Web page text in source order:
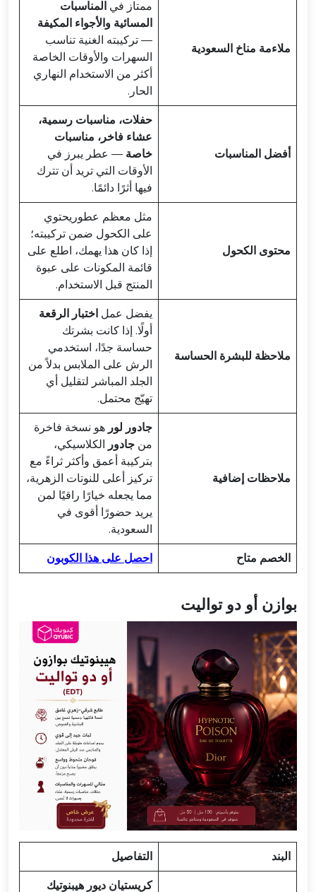
ملاءمة مناخ السعودية
ممتاز في المناسبات
المسائية والأجواء المكيفة
— تركيبته الغنية تناسب
السهرات والأوقات الخاصة
أكثر من الاستخدام النهاري
الحار.
أفضل المناسبات
حفلات، مناسبات رسمية،
عشاء فاخر، مناسبات
خاصة — عطر يبرز في
الأوقات التي تريد أن تترك
فيها أثرًا دائمًا.
محتوى الكحول
مثل معظم عطوريحتوي
على الكحول ضمن تركيبته؛
إذا كان هذا يهمك، اطلع على
قائمة المكونات على عبوة
المنتج قبل الاستخدام.
ملاحظة للبشرة الحساسة
يفضل عمل اختبار الرقعة
أولًا. إذا كانت بشرتك
حساسة جدًا، استخدمي
الرش على الملابس بدلاً من
الجلد المباشر لتقليل أي
تهيّج محتمل.
ملاحظات إضافية
جادور لور هو نسخة فاخرة
من جادور الكلاسيكي،
بتركيبة أعمق وأكثر ثراءً مع
تركيز أعلى للنوتات الزهرية،
مما يجعله خيارًا راقيًا لمن
يريد حضورًا أقوى في
السعودية.
الخصم متاح
احصل على هذا الكوبون
بوازن أو دو تواليت
البند
التفاصيل
كريستيان ديور هيبنوتيك